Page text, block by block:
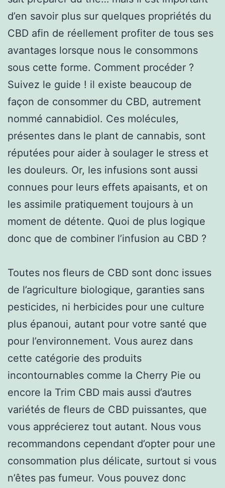
d’en savoir plus sur quelques propriétés du
CBD afin de réellement profiter de tous ses
avantages lorsque nous le consommons
sous cette forme. Comment procéder ?
Suivez le guide ! il existe beaucoup de
façon de consommer du CBD, autrement
nommé cannabidiol. Ces molécules,
présentes dans le plant de cannabis, sont
réputées pour aider à soulager le stress et
les douleurs. Or, les infusions sont aussi
connues pour leurs effets apaisants, et on
les assimile pratiquement toujours à un
moment de détente. Quoi de plus logique
donc que de combiner l’infusion au CBD ?
Toutes nos fleurs de CBD sont donc issues
de l’agriculture biologique, garanties sans
pesticides, ni herbicides pour une culture
plus épanoui, autant pour votre santé que
pour l’environnement. Vous aurez dans
cette catégorie des produits
incontournables comme la Cherry Pie ou
encore la Trim CBD mais aussi d’autres
variétés de fleurs de CBD puissantes, que
vous apprécierez tout autant. Nous vous
recommandons cependant d’opter pour une
consommation plus délicate, surtout si vous
n’êtes pas fumeur. Vous pouvez donc